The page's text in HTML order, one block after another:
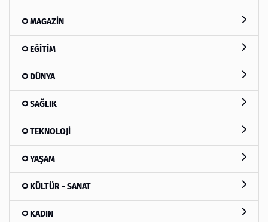
MAGAZİN
EĞİTİM
DÜNYA
SAĞLIK
TEKNOLOJİ
YAŞAM
KÜLTÜR - SANAT
KADIN